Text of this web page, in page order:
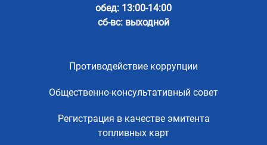
обед: 13:00-14:00
сб-вс: выходной
Противодействие коррупции
Общественно-консультативный совет
Регистрация в качестве эмитента
топливных карт